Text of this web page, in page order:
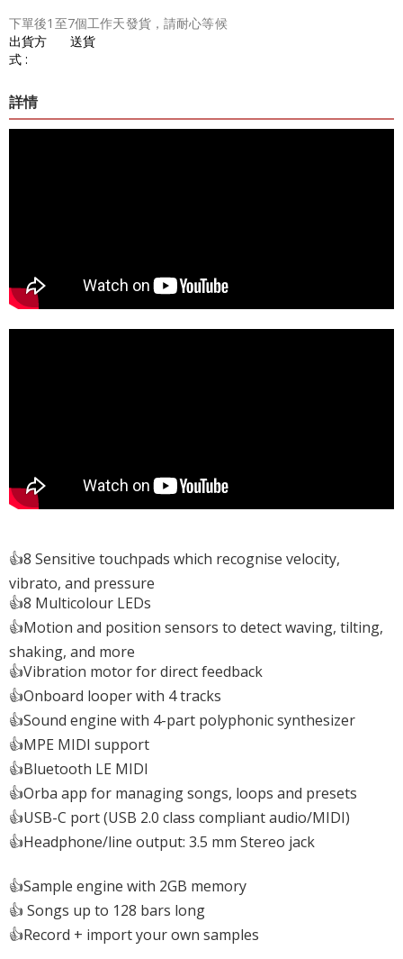
下單後1至7個工作天發貨，請耐心等候
出貨方
式 :
送貨
詳情
👍8 Sensitive touchpads which recognise velocity,
vibrato, and pressure
👍8 Multicolour LEDs
👍Motion and position sensors to detect waving, tilting,
shaking, and more
👍Vibration motor for direct feedback
👍Onboard looper with 4 tracks
👍Sound engine with 4-part polyphonic synthesizer
👍MPE MIDI support
👍Bluetooth LE MIDI
👍Orba app for managing songs, loops and presets
👍USB-C port (USB 2.0 class compliant audio/MIDI)
👍Headphone/line output: 3.5 mm Stereo jack
👍Sample engine with 2GB memory
👍 Songs up to 128 bars long
👍Record + import your own samples